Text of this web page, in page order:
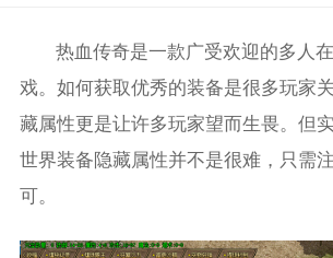
热血传奇是一款广受欢迎的多人
戏。如何获取优秀的装备是很多玩家
藏属性更是让许多玩家望而生畏。但
世界装备隐藏属性并不是很难，只需
可。